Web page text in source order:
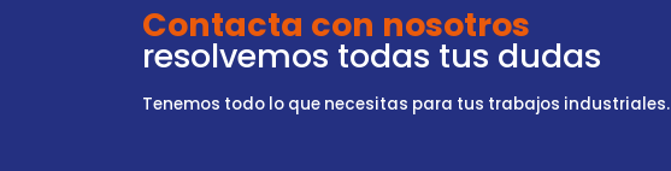
Contacta con nosotros
resolvemos todas tus dudas
Tenemos todo lo que necesitas para tus trabajos industriales.